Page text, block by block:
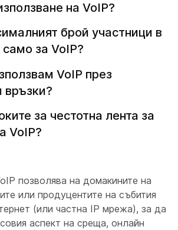
на VoIP?
брой участници в
за VoIP?
VoIP през
връзки?
за честотна лента за
VoIP?
позволява на домакините на
или продуцентите на събития
(или частна IP мрежа), за да
аспект на среща, онлайн